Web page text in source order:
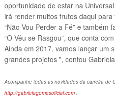
oportunidade de estar na
irá render muitos frutos daqui
“Não Vou Perder a Fé” e também
“O Véu se Rasgou”, que conta
Ainda em 2017, vamos lançar um
grandes projetos ”, contou Gabriela
Acompanhe todas as novidades da carreira de
http://gabrielagomesoficial.com.